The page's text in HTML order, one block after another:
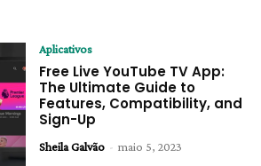
Aplicativos
Free Live YouTube TV App:
The Ultimate Guide to
Features, Compatibility, and
Sign-Up
Sheila Galvão - maio 5, 2023